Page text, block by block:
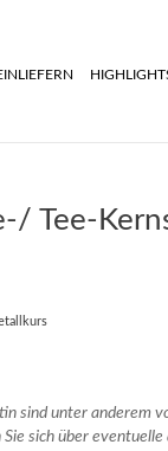
Tee-
sind unter anderem
sich über eventuelle